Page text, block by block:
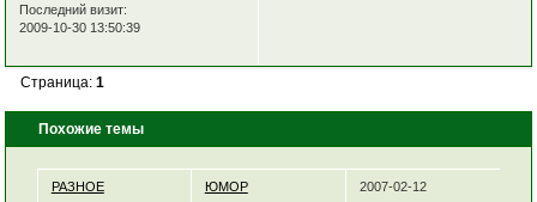
Последний визит:
2009-10-30 13:50:39
Страница: 1
Похожие темы
РАЗНОЕ ЮМОР 2007-02-12